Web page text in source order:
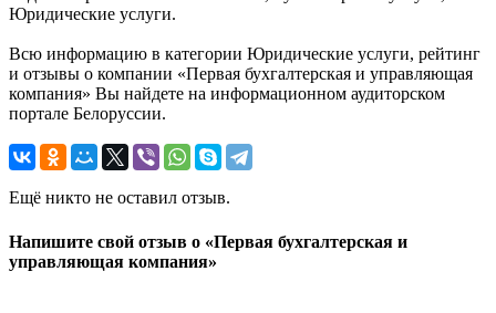
Юридические услуги.
Всю информацию в категории Юридические услуги, рейтинг
и отзывы о компании «Первая бухгалтерская и управляющая
компания» Вы найдете на информационном аудиторском
портале Белоруссии.
Ещё никто не оставил отзыв.
Напишите свой отзыв о «Первая бухгалтерская и
управляющая компания»